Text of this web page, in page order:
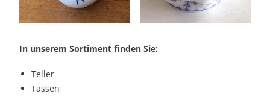
In unserem Sortiment finden Sie:
Teller
Tassen